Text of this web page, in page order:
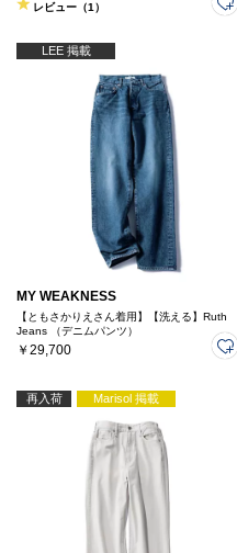
レビュー（1）
LEE 掲載
MY WEAKNESS
【ともさかりえさん着用】【洗える】Ruth
Jeans （デニムパンツ）
￥29,700
再入荷 Marisol 掲載